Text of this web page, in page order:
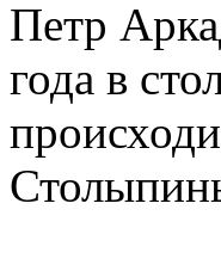
Петр
года в